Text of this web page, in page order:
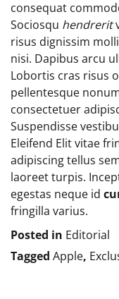
consequat
Sociosqu hendrerit
risus dignissim
nisi. Dapibus arcu
Lobortis cras risus
pellentesque
consectetuer
Suspendisse
Eleifend Elit vitae
adipiscing tellus
laoreet turpis.
egestas neque id
fringilla varius.
Posted in Editorial
Tagged Apple,